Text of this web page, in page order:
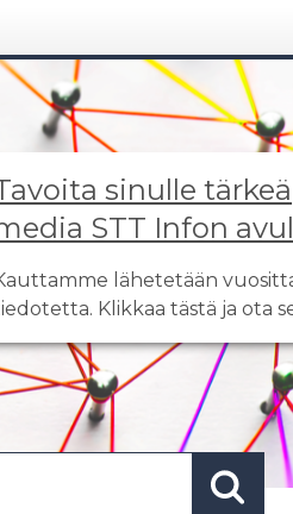
sinulle tärkeä
STT Infon
lähetetään
Klikkaa tästä ja ota